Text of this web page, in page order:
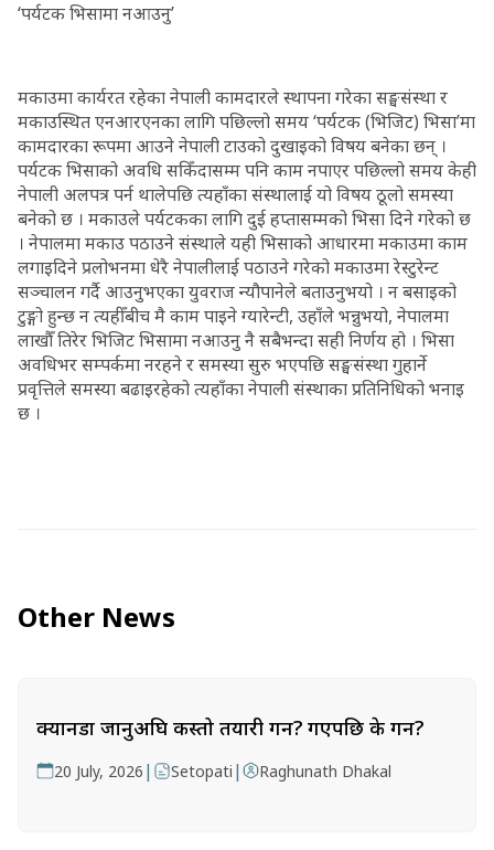
‘पर्यटक भिसामा नआउनु’
मकाउमा कार्यरत रहेका नेपाली कामदारले स्थापना गरेका सङ्घसंस्था र
मकाउस्थित एनआरएनका लागि पछिल्लो समय ‘पर्यटक (भिजिट) भिसा’मा
कामदारका रूपमा आउने नेपाली टाउको दुखाइको विषय बनेका छन् ।
पर्यटक भिसाको अवधि सकिँदासम्म पनि काम नपाएर पछिल्लो समय केही
नेपाली अलपत्र पर्न थालेपछि त्यहाँका संस्थालाई यो विषय ठूलो समस्या
बनेको छ । मकाउले पर्यटकका लागि दुई हप्तासम्मको भिसा दिने गरेको छ
। नेपालमा मकाउ पठाउने संस्थाले यही भिसाको आधारमा मकाउमा काम
लगाइदिने प्रलोभनमा धेरै नेपालीलाई पठाउने गरेको मकाउमा रेस्टुरेन्ट
सञ्चालन गर्दै आउनुभएका युवराज न्यौपानेले बताउनुभयो । न बसाइको
टुङ्गो हुन्छ न त्यहीँबीच मै काम पाइने ग्यारेन्टी, उहाँले भन्नुभयो, नेपालमा
लाखौँ तिरेर भिजिट भिसामा नआउनु नै सबैभन्दा सही निर्णय हो । भिसा
अवधिभर सम्पर्कमा नरहने र समस्या सुरु भएपछि सङ्घसंस्था गुहार्ने
प्रवृत्तिले समस्या बढाइरहेको त्यहाँका नेपाली संस्थाका प्रतिनिधिको भनाइ
छ ।
Other News
क्यानडा जानुअघि कस्तो तयारी गर्ने? गएपछि के गर्ने?
20 July, 2026 | Setopati | Raghunath Dhakal